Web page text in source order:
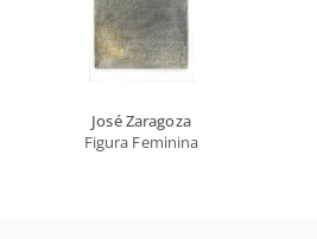
José Zaragoza
Figura Feminina